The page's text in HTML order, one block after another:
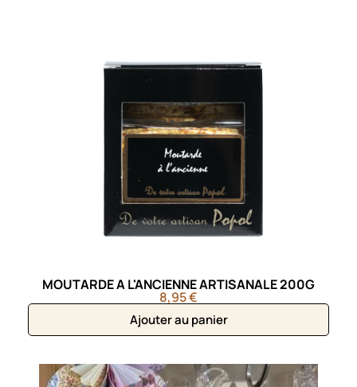
MOUTARDE A L'ANCIENNE ARTISANALE 200G
8,95 €
Ajouter au panier